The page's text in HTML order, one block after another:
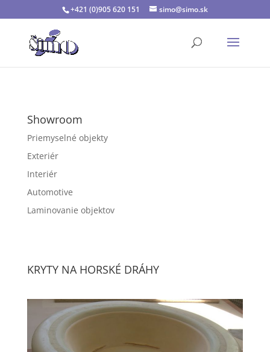
+421 (0)905 620 151 simo@simo.sk
Showroom
Priemyselné objekty
Exteriér
Interiér
Automotive
Laminovanie objektov
KRYTY NA HORSKÉ DRÁHY